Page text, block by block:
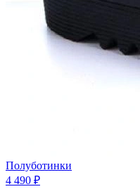
Полуботинки
4 490 ₽